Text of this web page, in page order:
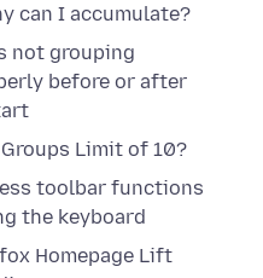
can I accumulate?
not grouping
before or after
Groups Limit of 10?
toolbar functions
the keyboard
Homepage Lift